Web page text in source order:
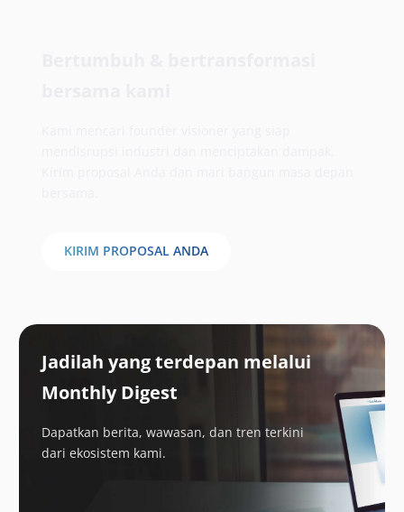
KIRIM PROPOSAL ANDA
Jadilah yang terdepan melalui
Monthly Digest
Dapatkan berita, wawasan, dan tren terkini
dari ekosistem kami.